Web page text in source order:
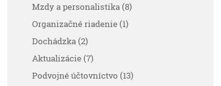
Mzdy a personalistika (8)
Organizačné riadenie (1)
Dochádzka (2)
Aktualizácie (7)
Podvojné účtovníctvo (13)